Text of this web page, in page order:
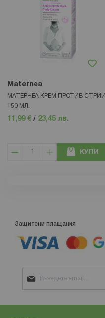
Maternea
МАТЕРНЕА КРЕМ ПРОТИВ СТРИИ
150 МЛ.
11,99 € / 23,45 лв.
КУПИ
Защитени плащания